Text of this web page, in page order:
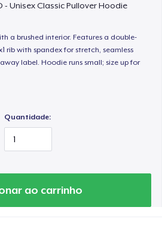
- Unisex Classic Pullover Hoodie
a brushed interior. Features a double-
rib with spandex for stretch, seamless
label. Hoodie runs small; size up for
Quantidade:
ao carrinho